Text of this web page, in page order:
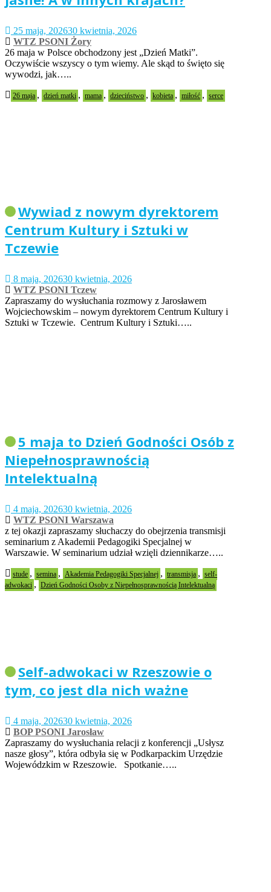
25 maja, 202630 kwietnia, 2026
WTZ PSONI Żory
26 maja w Polsce obchodzony jest „Dzień Matki”.
Oczywiście wszyscy o tym wiemy. Ale skąd to święto się
wywodzi, jak…..
26 maja , dzień matki , mama , dzieciństwo , kobieta , miłość , serce
Wywiad z nowym dyrektorem
Centrum Kultury i Sztuki w
Tczewie
8 maja, 202630 kwietnia, 2026
WTZ PSONI Tczew
Zapraszamy do wysłuchania rozmowy z Jarosławem
Wojciechowskim – nowym dyrektorem Centrum Kultury i
Sztuki w Tczewie. Centrum Kultury i Sztuki…..
5 maja to Dzień Godności Osób z
Niepełnosprawnością
Intelektualną
4 maja, 202630 kwietnia, 2026
WTZ PSONI Warszawa
z tej okazji zapraszamy słuchaczy do obejrzenia transmisji
seminarium z Akademii Pedagogiki Specjalnej w
Warszawie. W seminarium udział wzięli dziennikarze…..
stude , semina , Akademia Pedagogiki Specjalnej , transmisja , self-
adwokaci , Dzień Godności Osoby z Niepełnosprawnością Intelektualną
Self-adwokaci w Rzeszowie o
tym, co jest dla nich ważne
4 maja, 202630 kwietnia, 2026
BOP PSONI Jarosław
Zapraszamy do wysłuchania relacji z konferencji „Usłysz
nasze głosy”, która odbyła się w Podkarpackim Urzędzie
Wojewódzkim w Rzeszowie. Spotkanie…..